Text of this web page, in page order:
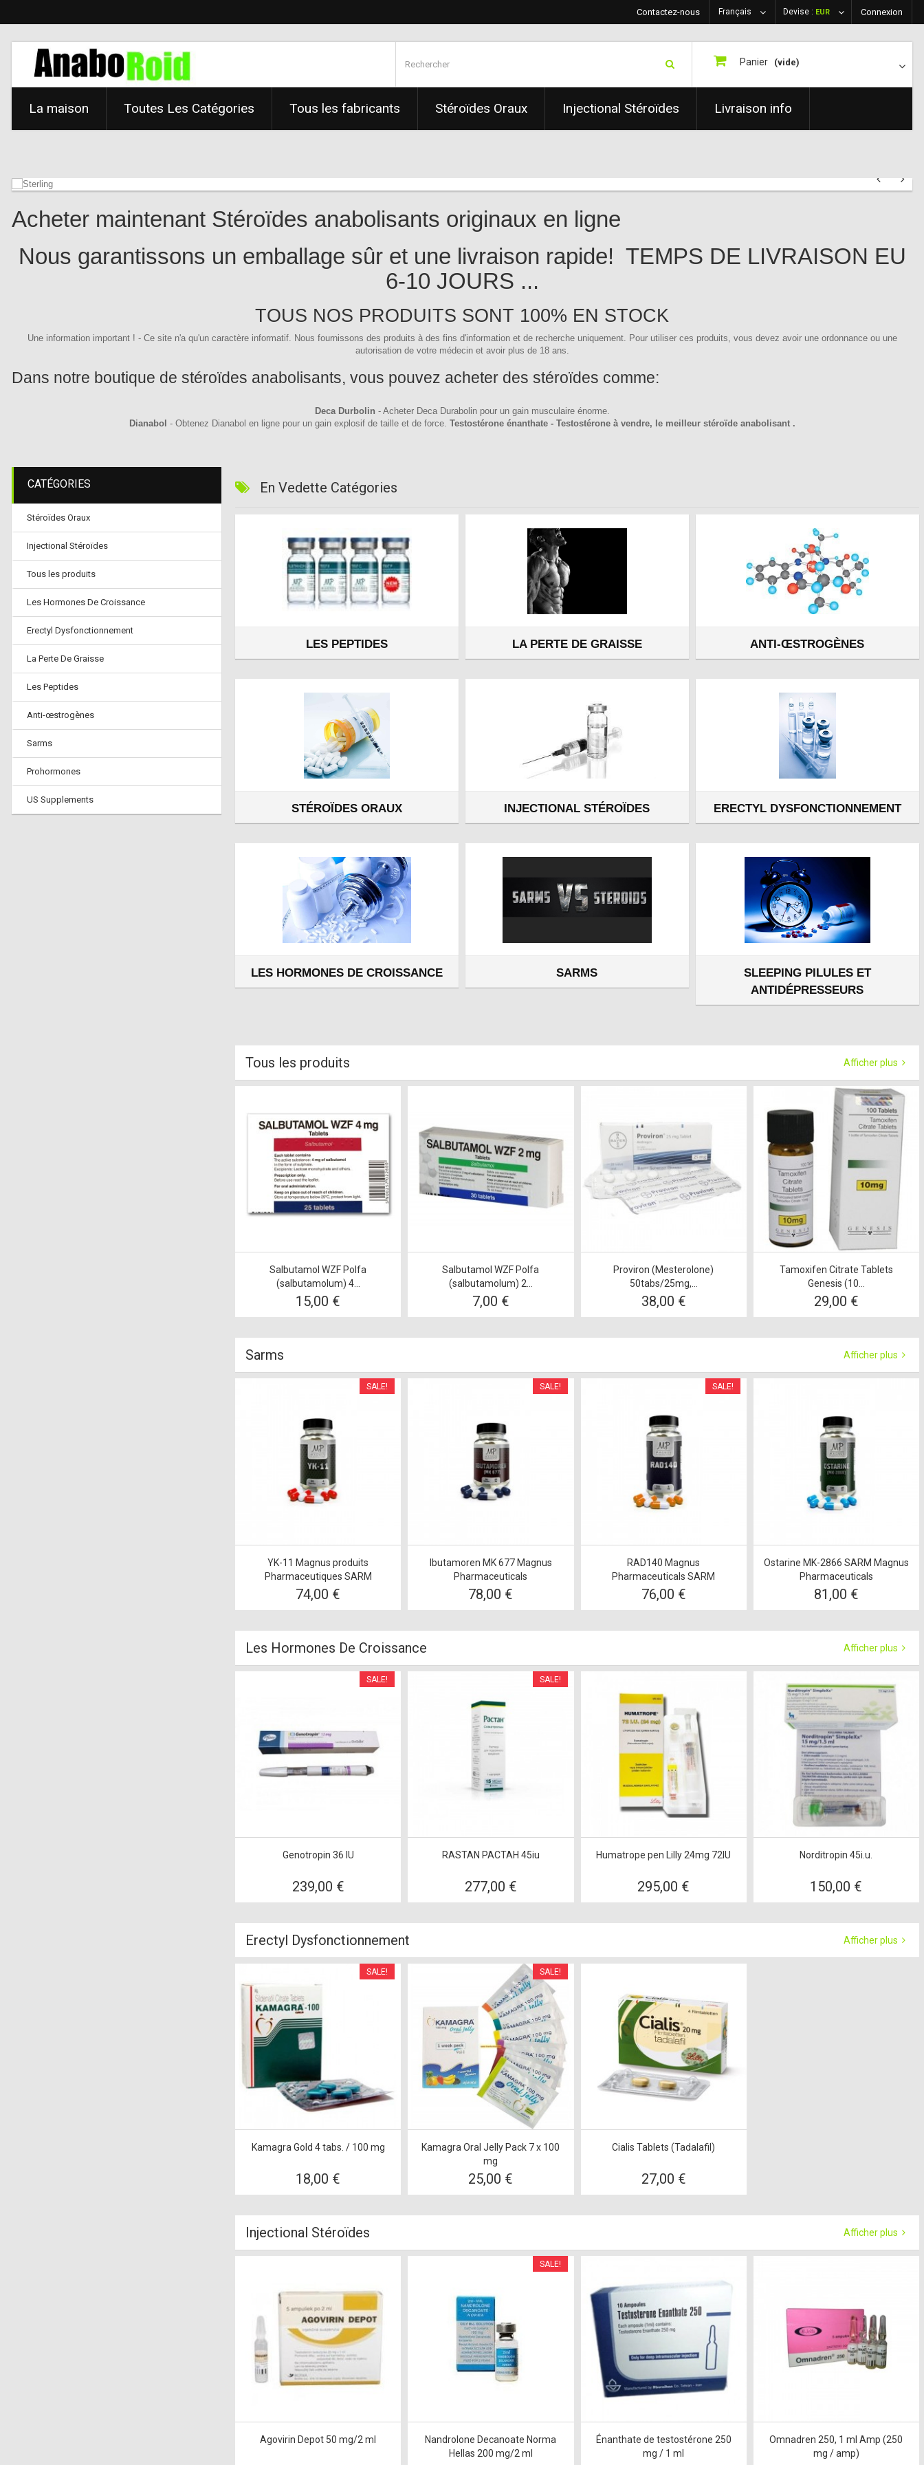
Connexion
Devise : EUR
Français
Contactez-nous
Panier (vide)
La maison Toutes Les Catégories Tous les fabricants Stéroïdes Oraux Injectional Stéroïdes Livraison info
Acheter maintenant Stéroïdes anabolisants originaux en ligne
Nous garantissons un emballage sûr et une livraison rapide! TEMPS DE LIVRAISON EU
6-10 JOURS ...
TOUS NOS PRODUITS SONT 100% EN STOCK
Une information important ! - Ce site n'a qu'un caractère informatif. Nous fournissons des produits à des fins d'information et de recherche uniquement. Pour utiliser ces produits, vous devez avoir une ordonnance ou une
autorisation de votre médecin et avoir plus de 18 ans.
Dans notre boutique de stéroïdes anabolisants, vous pouvez acheter des stéroïdes comme:
Deca Durbolin - Acheter Deca Durabolin pour un gain musculaire énorme.
Dianabol - Obtenez Dianabol en ligne pour un gain explosif de taille et de force. Testostérone énanthate - Testostérone à vendre, le meilleur stéroïde anabolisant .
CATÉGORIES
Stéroïdes Oraux
Injectional Stéroïdes
Tous les produits
Les Hormones De Croissance
Erectyl Dysfonctionnement
La Perte De Graisse
Les Peptides
Anti-œstrogènes
Sarms
Prohormones
US Supplements
En Vedette Catégories
LES PEPTIDES LA PERTE DE GRAISSE ANTI-ŒSTROGÈNES
STÉROÏDES ORAUX INJECTIONAL STÉROÏDES ERECTYL DYSFONCTIONNEMENT
LES HORMONES DE CROISSANCE SARMS
SLEEPING PILULES ET
ANTIDÉPRESSEURS
Tous les produits Afficher plus
Salbutamol WZF Polfa
(salbutamolum) 4...
15,00 €
Salbutamol WZF Polfa
(salbutamolum) 2...
7,00 €
Proviron (Mesterolone)
50tabs/25mg,...
38,00 €
Tamoxifen Citrate Tablets
Genesis (10...
29,00 €
Sarms Afficher plus
SALE!
YK-11 Magnus produits
Pharmaceutiques SARM
74,00 €
SALE!
Ibutamoren MK 677 Magnus
Pharmaceuticals
78,00 €
SALE!
RAD140 Magnus
Pharmaceuticals SARM
76,00 €
Ostarine MK-2866 SARM Magnus
Pharmaceuticals
81,00 €
Les Hormones De Croissance Afficher plus
SALE!
Genotropin 36 IU
239,00 €
SALE!
RASTAN PACTAH 45iu
277,00 €
Humatrope pen Lilly 24mg 72IU
295,00 €
Norditropin 45i.u.
150,00 €
Erectyl Dysfonctionnement Afficher plus
SALE!
Kamagra Gold 4 tabs. / 100 mg
18,00 €
SALE!
Kamagra Oral Jelly Pack 7 x 100
mg
25,00 €
Cialis Tablets (Tadalafil)
27,00 €
Injectional Stéroïdes Afficher plus
Agovirin Depot 50 mg/2 ml
SALE!
Nandrolone Decanoate Norma
Hellas 200 mg/2 ml
Énanthate de testostérone 250
mg / 1 ml
Omnadren 250, 1 ml Amp (250
mg / amp)